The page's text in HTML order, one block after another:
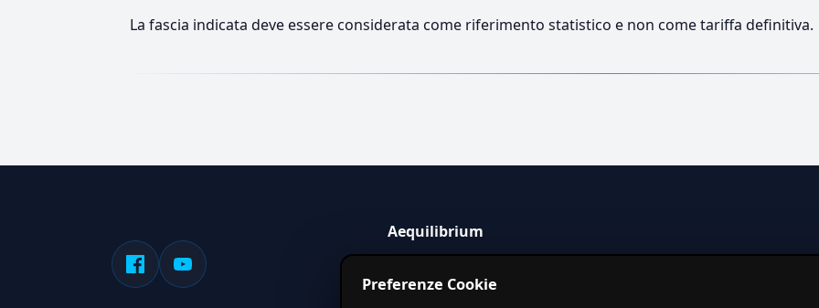
La fascia indicata deve essere considerata come riferimento statistico e non come tariffa definitiva.
Aequilibrium
servizi in Italia.
Preferenze Cookie